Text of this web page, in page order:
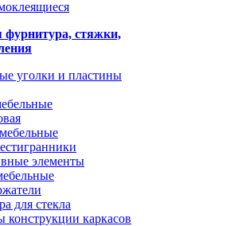
фурнитура, стяжки,
уголки и пластины
элементы
для стекла
конструкции каркасов